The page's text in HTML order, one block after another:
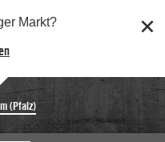
Markt?
(Pfalz)